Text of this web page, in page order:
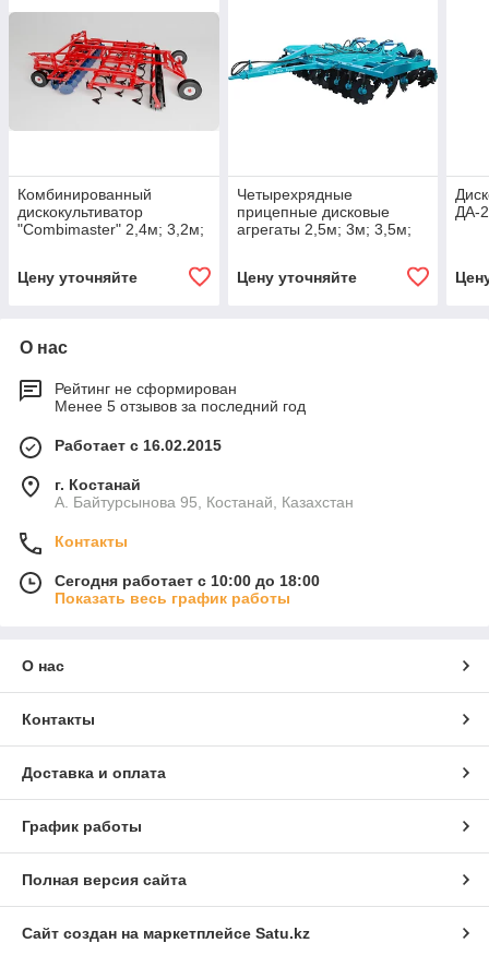
Комбинированный
дискокультиватор
"Combimaster" 2,4м; 3,2м;
Цену уточняйте
Четырехрядные
прицепные дисковые
агрегаты 2,5м; 3м; 3,5м;
Цену уточняйте
ДА-
О нас
Рейтинг не сформирован
Менее 5 отзывов за последний год
Работает с 16.02.2015
г. Костанай
А. Байтурсынова 95, Костанай, Казахстан
Контакты
Сегодня работает с 10:00 до 18:00
Показать весь график работы
О нас
Контакты
Доставка и оплата
График работы
Полная версия сайта
Сайт создан на маркетплейсе Satu.kz